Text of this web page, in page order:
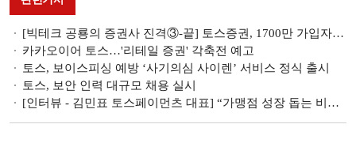
[빅테크 공룡의 증권사 진격③-끝] 토스증권, 1700만 가입자 업고 2030 세대 공약
카카오이어 토스…'리테일 증권' 각축전 예고
토스, 보이스피싱 예방 ‘사기의심 사이렌’ 서비스 정식 출시
토스, 보안 인력 대규모 채용 실시
[인터뷰 - 김민표 토스페이먼츠 대표] “가맹점 성장 돕는 비즈니스 파트너 도약”